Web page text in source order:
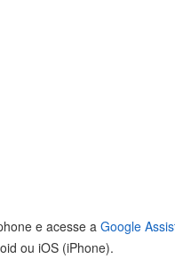
e acesse a Google
ou iOS (iPhone).